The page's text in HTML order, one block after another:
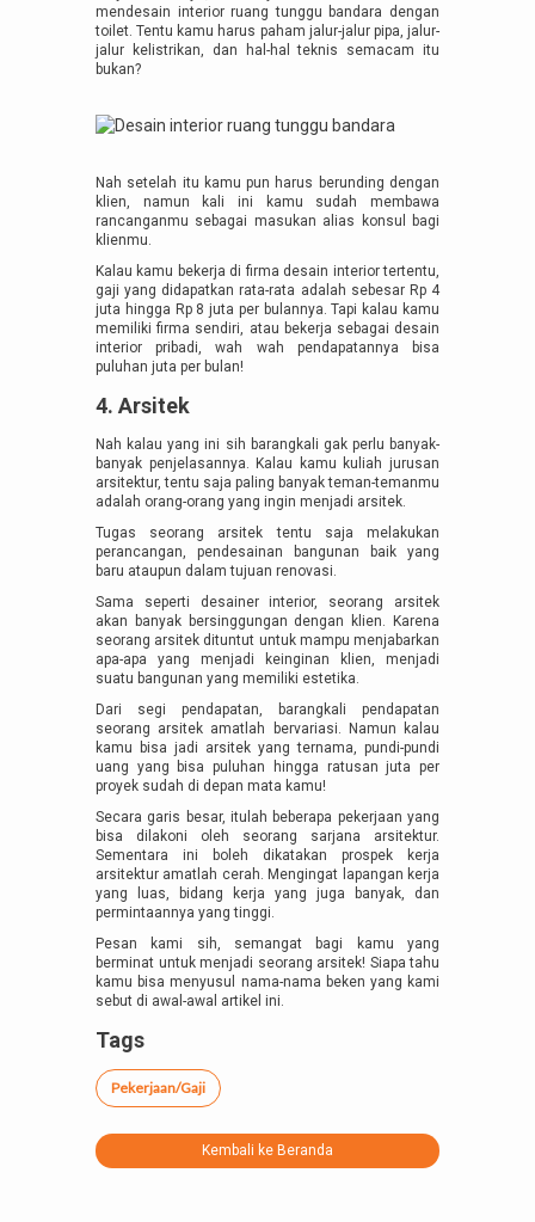
mendesain interior ruang tunggu bandara dengan
toilet. Tentu kamu harus paham jalur-jalur pipa, jalur-
jalur kelistrikan, dan hal-hal teknis semacam itu
bukan?
Nah setelah itu kamu pun harus berunding dengan
klien, namun kali ini kamu sudah membawa
rancanganmu sebagai masukan alias konsul bagi
klienmu.
Kalau kamu bekerja di firma desain interior tertentu,
gaji yang didapatkan rata-rata adalah sebesar Rp 4
juta hingga Rp 8 juta per bulannya. Tapi kalau kamu
memiliki firma sendiri, atau bekerja sebagai desain
interior pribadi, wah wah pendapatannya bisa
puluhan juta per bulan!
4. Arsitek
Nah kalau yang ini sih barangkali gak perlu banyak-
banyak penjelasannya. Kalau kamu kuliah jurusan
arsitektur, tentu saja paling banyak teman-temanmu
adalah orang-orang yang ingin menjadi arsitek.
Tugas seorang arsitek tentu saja melakukan
perancangan, pendesainan bangunan baik yang
baru ataupun dalam tujuan renovasi.
Sama seperti desainer interior, seorang arsitek
akan banyak bersinggungan dengan klien. Karena
seorang arsitek dituntut untuk mampu menjabarkan
apa-apa yang menjadi keinginan klien, menjadi
suatu bangunan yang memiliki estetika.
Dari segi pendapatan, barangkali pendapatan
seorang arsitek amatlah bervariasi. Namun kalau
kamu bisa jadi arsitek yang ternama, pundi-pundi
uang yang bisa puluhan hingga ratusan juta per
proyek sudah di depan mata kamu!
Secara garis besar, itulah beberapa pekerjaan yang
bisa dilakoni oleh seorang sarjana arsitektur.
Sementara ini boleh dikatakan prospek kerja
arsitektur amatlah cerah. Mengingat lapangan kerja
yang luas, bidang kerja yang juga banyak, dan
permintaannya yang tinggi.
Pesan kami sih, semangat bagi kamu yang
berminat untuk menjadi seorang arsitek! Siapa tahu
kamu bisa menyusul nama-nama beken yang kami
sebut di awal-awal artikel ini.
Tags
Pekerjaan/Gaji
Kembali ke Beranda